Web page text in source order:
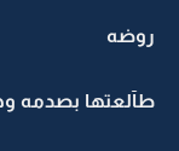
روضه
طآلعتها بصدمه